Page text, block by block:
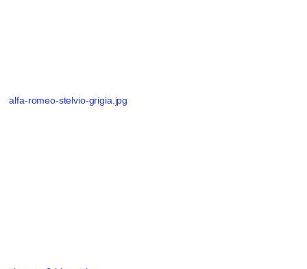
alfa-romeo-stelvio-grigia.jpg